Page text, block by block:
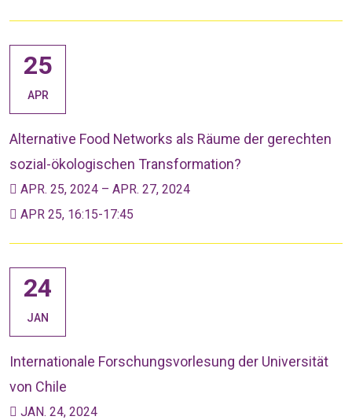
25
APR
Alternative Food Networks als Räume der gerechten
sozial-ökologischen Transformation?
APR. 25, 2024 – APR. 27, 2024
APR 25, 16:15-17:45
24
JAN
Internationale Forschungsvorlesung der Universität
von Chile
JAN. 24, 2024